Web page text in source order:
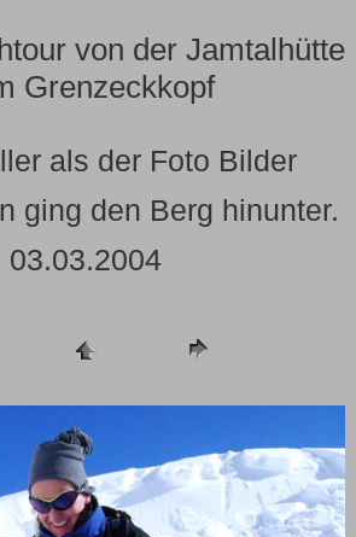
von der Jamtalhütte
Grenzeckkopf
als der Foto Bilder
ging den Berg hinunter.
03.03.2004